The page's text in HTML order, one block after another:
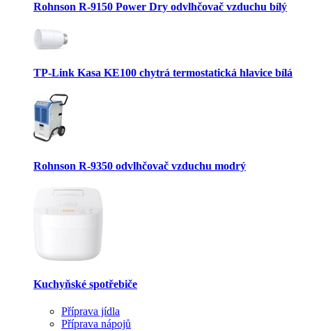
Rohnson R-9150 Power Dry odvlhčovač vzduchu bílý
TP-Link Kasa KE100 chytrá termostatická hlavice bílá
Rohnson R-9350 odvlhčovač vzduchu modrý
Kuchyňské spotřebiče
Příprava jídla
Příprava nápojů